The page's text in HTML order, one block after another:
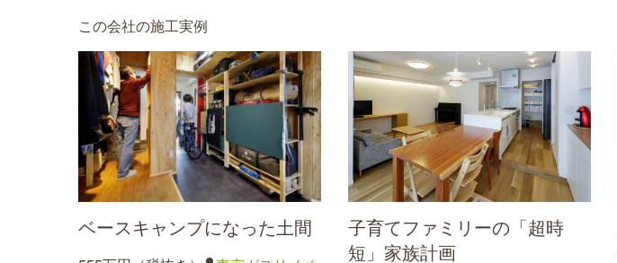
この会社の施工実例
ベースキャンプになった土間
子育てファミリーの「超時
短」家族計画